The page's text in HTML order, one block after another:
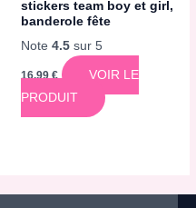
stickers team boy et girl,
banderole fête
Note 4.5sur 5
16,99€
VOIR LE
PRODUIT